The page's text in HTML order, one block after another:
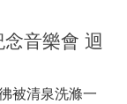
音樂會 迴
被清泉洗滌一